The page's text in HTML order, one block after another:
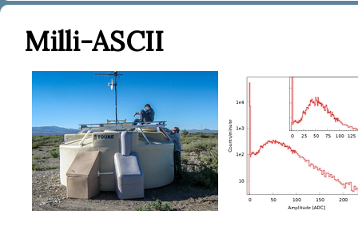
Milli-ASCII